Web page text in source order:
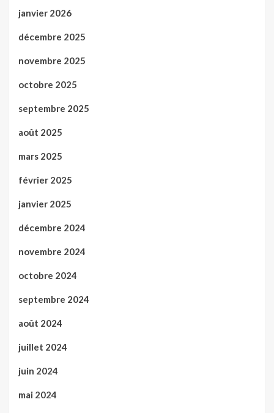
janvier 2026
décembre 2025
novembre 2025
octobre 2025
septembre 2025
août 2025
mars 2025
février 2025
janvier 2025
décembre 2024
novembre 2024
octobre 2024
septembre 2024
août 2024
juillet 2024
juin 2024
mai 2024